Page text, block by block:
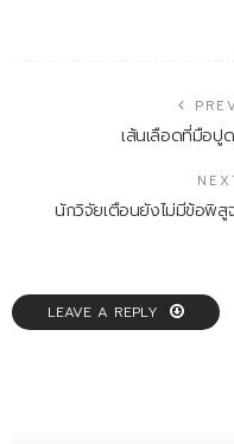
เส้นเลือดที่มือปูด
นักวิจัยเตือนยังไม่มีข้อพิสู
LEAVE A REPLY